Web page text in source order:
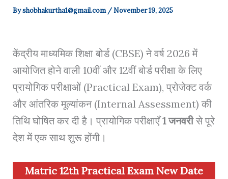
Byshobhakurtha1@gmail.com /November 19, 2025
केंद्रीय माध्यमिक शिक्षा बोर्ड (CBSE) ने वर्ष 2026 में
आयोजित होने वाली 10वीं और 12वीं बोर्ड परीक्षा के लिए
प्रायोगिक परीक्षाओं (Practical Exam), प्रोजेक्ट वर्क
और आंतरिक मूल्यांकन (Internal Assessment) की
तिथि घोषित कर दी है। प्रायोगिक परीक्षाएँ1 जनवरीसे पूरे
देश में एक साथ शुरू होंगी।
Matric 12th Practical Exam New Date